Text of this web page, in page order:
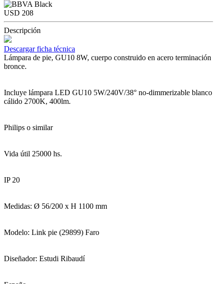
USD 208
Descripción
Descargar ficha técnica
Lámpara de pie, GU10 8W, cuerpo construido en acero terminación
bronce.
Incluye lámpara LED GU10 5W/240V/38° no-dimmerizable blanco
cálido 2700K, 400lm.
Philips o similar
Vida útil 25000 hs.
IP 20
Medidas: Ø 56/200 x H 1100 mm
Modelo: Link pie (29899) Faro
Diseñador: Estudi Ribaudí